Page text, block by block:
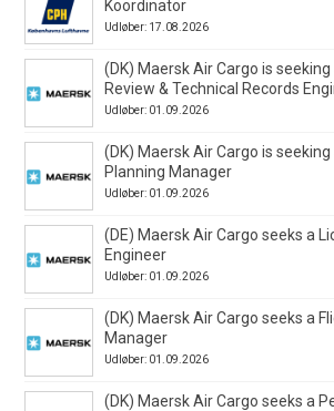
Koordinator
Udløber: 17.08.2026
(DK) Maersk Air Cargo is
Review & Technical Records
Udløber: 01.09.2026
(DK) Maersk Air Cargo is
Planning Manager
Udløber: 01.09.2026
(DE) Maersk Air Cargo seeks a
Engineer
Udløber: 01.09.2026
(DK) Maersk Air Cargo seeks a
Manager
Udløber: 01.09.2026
(DK) Maersk Air Cargo seeks a